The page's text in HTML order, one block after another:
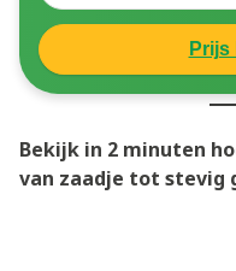
Prijs
Bekijk in 2 minuten
van zaadje tot stevig